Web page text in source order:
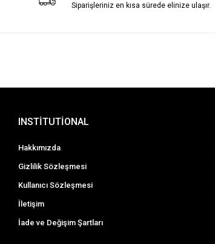
Siparişleriniz en kısa sürede elinize ulaşır.
INSTİTUTİONAL
Hakkımızda
Gizlilik Sözleşmesi
Kullanıcı Sözleşmesi
İletişim
İade ve Değişim Şartları